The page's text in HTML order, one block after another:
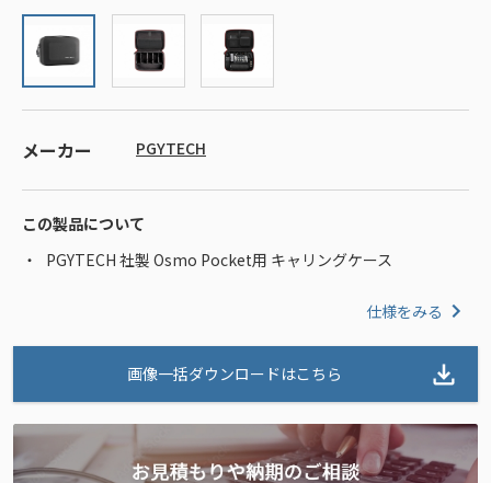
メーカー PGYTECH
この製品について
PGYTECH 社製 Osmo Pocket用 キャリングケース
仕様をみる
画像一括ダウンロードはこちら